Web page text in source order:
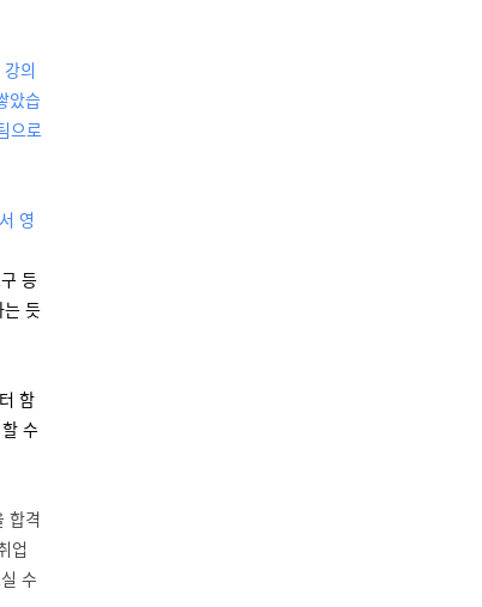
의
았습
으로
영
등
는 듯
함
수
합격
업
수